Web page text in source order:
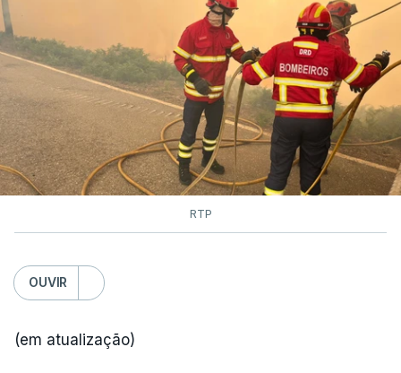
RTP
OUVIR
(em atualização)